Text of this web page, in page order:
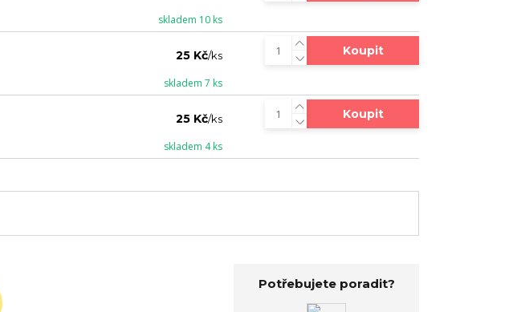
skladem 10 ks
25 Kč/ks
skladem 7 ks
Koupit
25 Kč/ks
skladem 4 ks
Koupit
Potřebujete poradit?